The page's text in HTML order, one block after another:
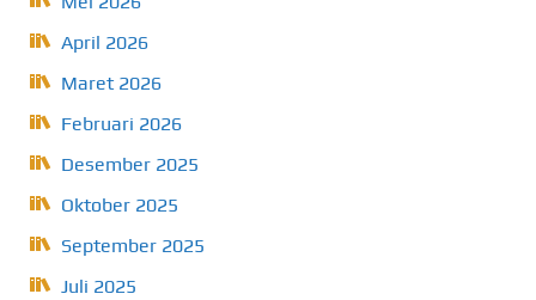
April 2026
Maret 2026
Februari 2026
Desember 2025
Oktober 2025
September 2025
Juli 2025